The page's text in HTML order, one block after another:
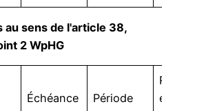
au sens de l'article 38,
2 WpHG
Échéance
Période
en